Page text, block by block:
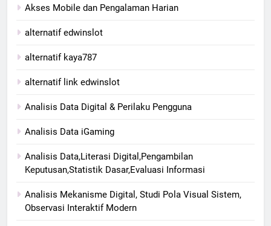
Akses Mobile dan Pengalaman Harian
alternatif edwinslot
alternatif kaya787
alternatif link edwinslot
Analisis Data Digital & Perilaku Pengguna
Analisis Data iGaming
Analisis Data,Literasi Digital,Pengambilan
Keputusan,Statistik Dasar,Evaluasi Informasi
Analisis Mekanisme Digital, Studi Pola Visual Sistem,
Observasi Interaktif Modern